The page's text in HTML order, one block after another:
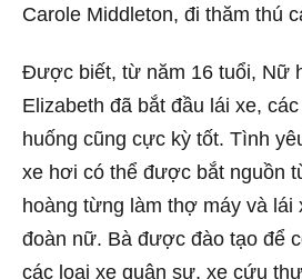
Carole Middleton, đi thăm thú
Được biết, từ năm 16 tuổi, Nữ
Elizabeth đã bắt đầu lái xe,
huống cũng cực kỳ tốt. Tình
xe hơi có thể được bắt nguồn
hoàng từng làm thợ máy và lái
đoàn nữ. Bà được đào tạo để
các loại xe quân sự, xe cứu